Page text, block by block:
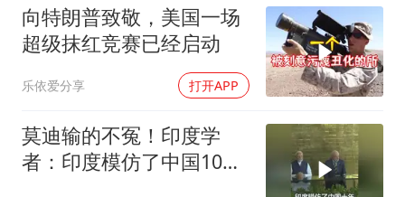
向特朗普致敬，美国一场
超级抹红竞赛已经启动
乐依爱分享 打开APP
莫迪输的不冤！印度学
者：印度模仿了中国10